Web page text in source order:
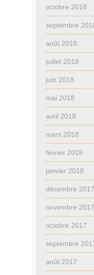
octobre 2018
septembre
août 2018
juillet 2018
juin 2018
mai 2018
avril 2018
mars 2018
février 2018
janvier 2018
décembre 2017
novembre 2017
octobre 2017
septembre
août 2017